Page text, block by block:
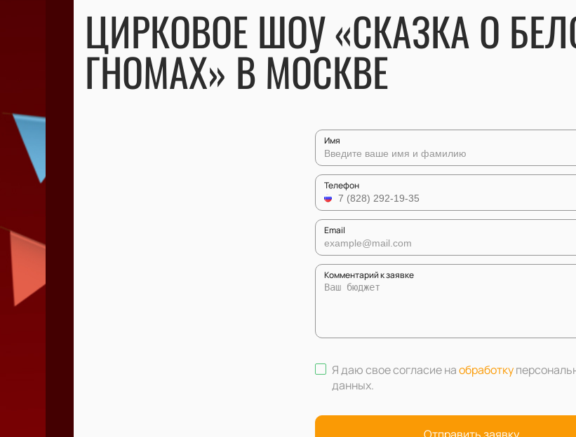
ЦИРКОВОЕ ШОУ «СКАЗКА О
ГНОМАХ» В МОСКВЕ
Имя
Телефон
Email
Комментарий к заявке
Я даю свое согласие наобработку
данных.